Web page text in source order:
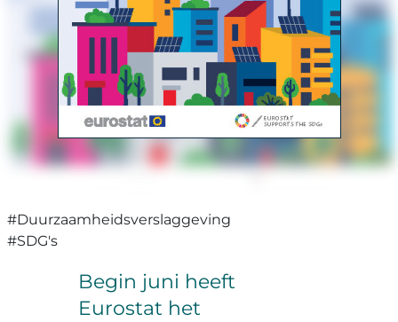
#Duurzaamheidsverslaggeving
#SDG's
Begin juni heeft
Eurostat het